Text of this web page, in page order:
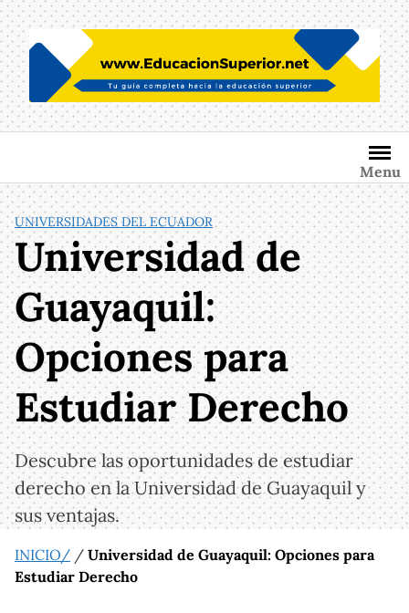
Saltar
al
contenido
Menu
UNIVERSIDADES DEL ECUADOR
Universidad de
Guayaquil:
Opciones para
Estudiar Derecho
Descubre las oportunidades de estudiar
derecho en la Universidad de Guayaquil y
sus ventajas.
INICIO/ / Universidad de Guayaquil: Opciones para
Estudiar Derecho